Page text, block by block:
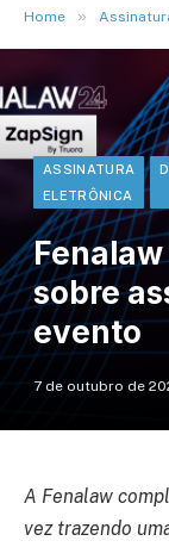
Home »
ASSINATURA
ELETRÔNICA
sobre
evento
7 de outubro de
A Fenalaw
vez trazendo